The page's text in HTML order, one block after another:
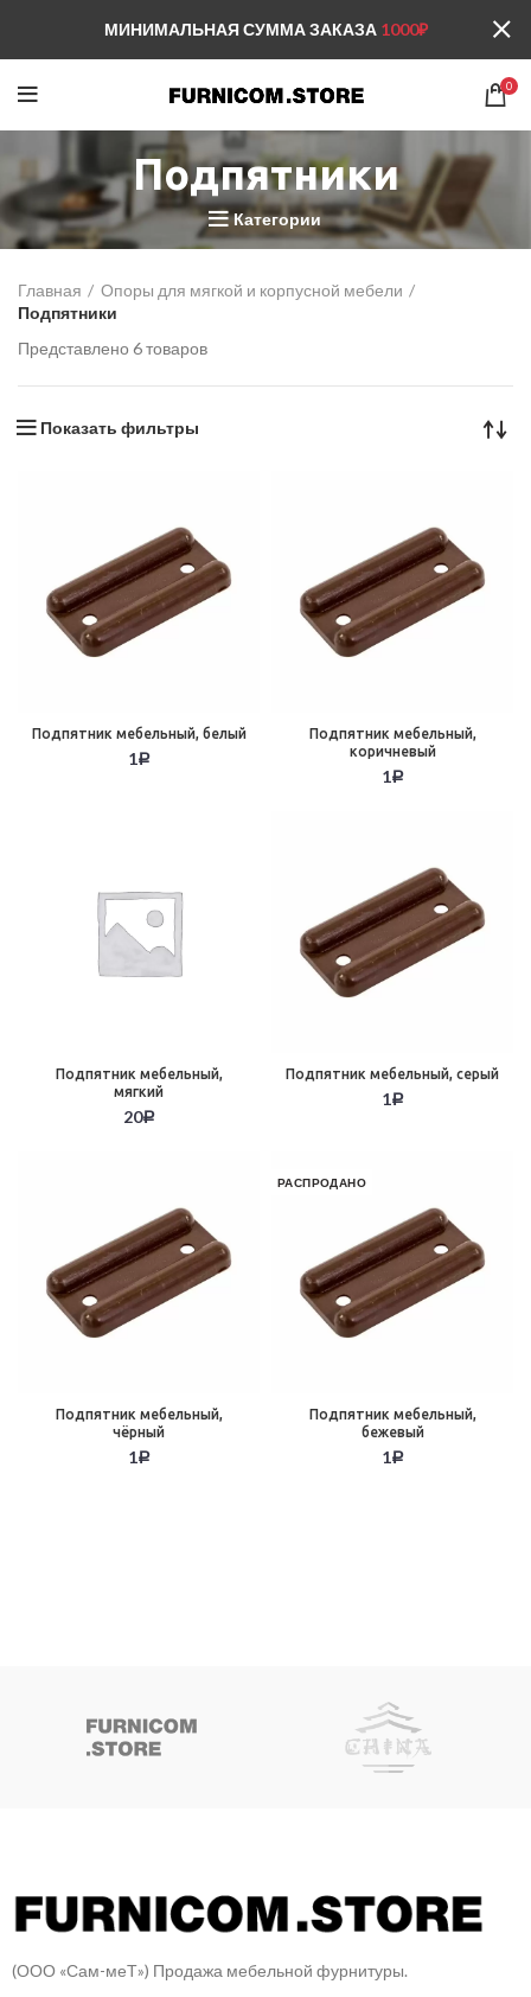
0
Подпятники
Категории
Главная
Опоры для мягкой и корпусной мебели
Подпятники
Представлено 6 товаров
Показать фильтры
Подпятник мебельный, белый
1Р
Подпятник мебельный,
коричневый
1Р
Подпятник мебельный,
мягкий
20Р
Подпятник мебельный, серый
1Р
Подпятник мебельный,
чёрный
1Р
РАСПРОДАНО
Подпятник мебельный,
бежевый
1Р
(ООО «Сам-меТ») Продажа мебельной фурнитуры.
МИНИМАЛЬНАЯ СУММА ЗАКАЗА 1000₽